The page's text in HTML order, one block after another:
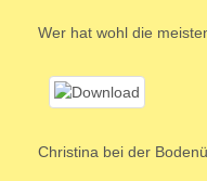
Wer hat wohl die
Christina bei der